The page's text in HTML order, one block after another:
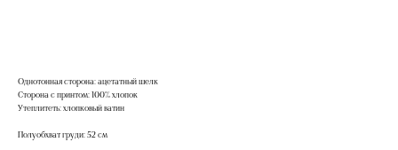
Однотонная сторона: ацетатный шелк
Сторона с принтом: 100% хлопок
Утеплитеть: хлопковый ватин
Полуобхват груди: 52 см